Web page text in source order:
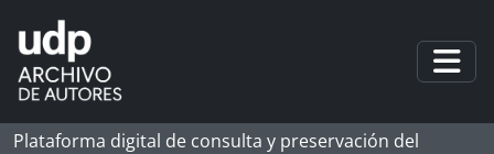
Skip to main content
Plataforma digital de consulta y preservación del